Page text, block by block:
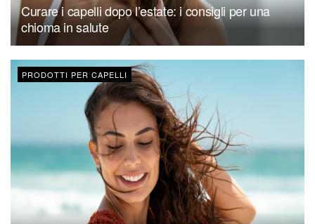
Curare i capelli dopo l’estate: i consigli per una
chioma in salute
PRODOTTI PER CAPELLI